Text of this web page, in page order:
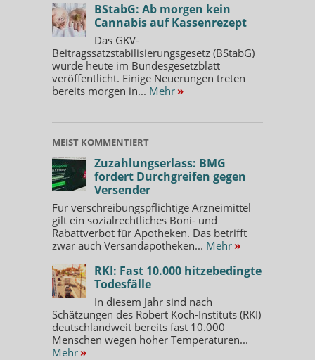
BStabG: Ab morgen kein
Cannabis auf Kassenrezept
Das GKV-
Beitragssatzstabilisierungsgesetz (BStabG)
wurde heute im Bundesgesetzblatt
veröffentlicht. Einige Neuerungen treten
bereits morgen in... Mehr »
MEIST KOMMENTIERT
Zuzahlungserlass: BMG
fordert Durchgreifen gegen
Versender
Für verschreibungspflichtige Arzneimittel
gilt ein sozialrechtliches Boni- und
Rabattverbot für Apotheken. Das betrifft
zwar auch Versandapotheken... Mehr »
RKI: Fast 10.000 hitzebedingte
Todesfälle
In diesem Jahr sind nach
Schätzungen des Robert Koch-Instituts (RKI)
deutschlandweit bereits fast 10.000
Menschen wegen hoher Temperaturen...
Mehr »